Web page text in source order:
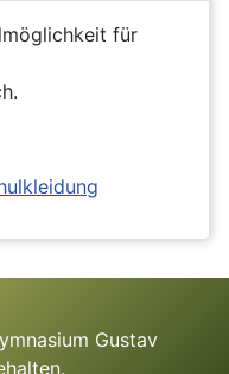
für
Gustav